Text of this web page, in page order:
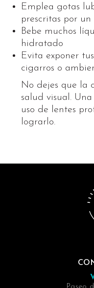
Emplea gotas
prescritas por un
Bebe muchos
hidratado
Evita exponer
cigarros o
No dejes que la
salud visual.
uso de lentes
lograrlo.